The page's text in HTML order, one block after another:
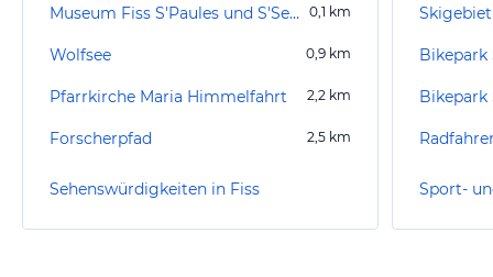
Museum Fiss S'Paules und S'Seppls Haus 0,1 km
Wolfsee 0,9 km
Pfarrkirche Maria Himmelfahrt 2,2 km
Forscherpfad 2,5 km
Sehenswürdigkeiten in Fiss
Bikepark
Bikepark
Sport-